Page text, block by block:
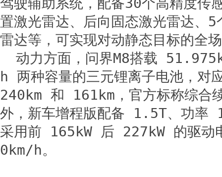
置激光雷达、后向固态激光雷达、5
雷达等，可实现对动静态目标的全
动力方面，问界M8搭载
h 两种容量的三元锂离子电池，
240km 和 161km，官方标称综合
外，新车增程版配备 1.5T、功率
采用前 165kW 后 227kW 的驱动
0km/h。